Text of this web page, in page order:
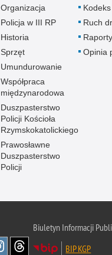
Organizacja
Policja w III RP
Historia
Sprzęt
Umundurowanie
Współpraca
międzynarodowa
Duszpasterstwo
Policji Kościoła
Rzymskokatolickiego
Prawosławne
Duszpasterstwo
Policji
Ruch
Raporty
Opinia
Biuletyn Informacji
BIP KGP